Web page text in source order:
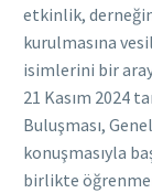
etkinlik,
kurulmasına
isimlerini bir
21 Kasım 2024
Buluşması,
konuşmasıyla
birlikte